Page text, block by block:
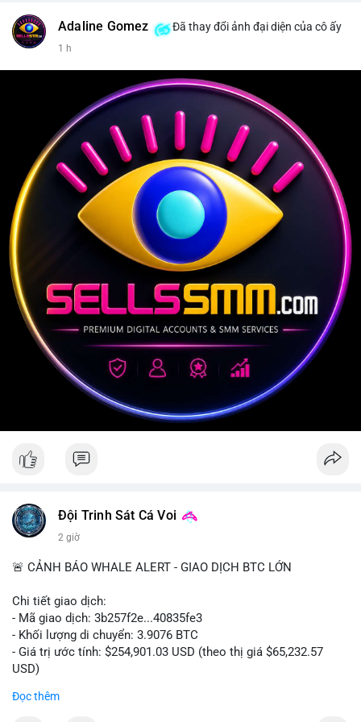
Adaline Gomez Đã thay đổi ảnh đại diện của cô ấy
1 h
Đội Trinh Sát Cá Voi
2 giờ
🚨 CẢNH BÁO WHALE ALERT - GIAO DỊCH BTC LỚN
Chi tiết giao dịch:
- Mã giao dịch: 3b257f2e...40835fe3
- Khối lượng di chuyển: 3.9076 BTC
- Giá trị ước tính: $254,901.03 USD (theo thị giá $65,232.57
USD)
Đọc thêm